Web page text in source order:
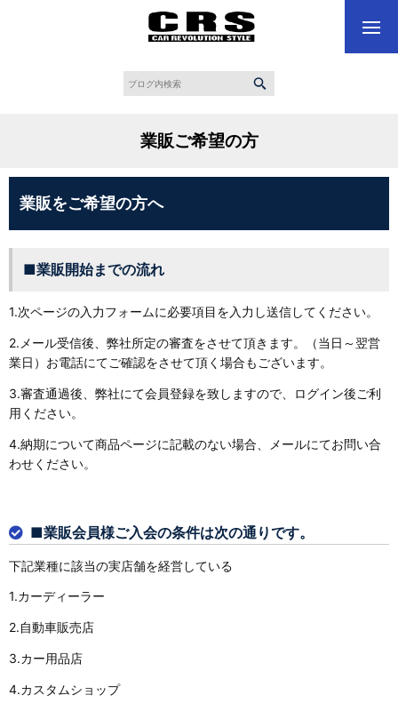
業販ご希望の方
業販をご希望の方へ
■業販開始までの流れ
1.次ページの入力フォームに必要項目を入力し送信してください。
2.メール受信後、弊社所定の審査をさせて頂きます。（当日～翌営
業日）お電話にてご確認をさせて頂く場合もございます。
3.審査通過後、弊社にて会員登録を致しますので、ログイン後ご利
用ください。
4.納期について商品ページに記載のない場合、メールにてお問い合
わせください。
■業販会員様ご入会の条件は次の通りです。
下記業種に該当の実店舗を経営している
1.カーディーラー
2.自動車販売店
3.カー用品店
4.カスタムショップ